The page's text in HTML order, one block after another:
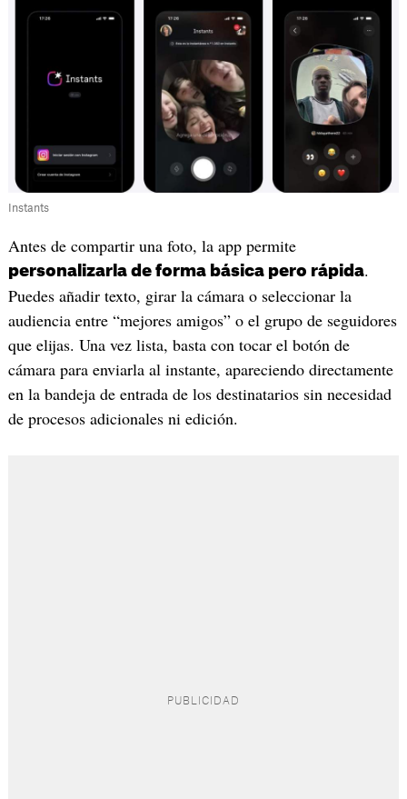
Instants
Antes de compartir una foto, la app permite
personalizarla de forma básica pero rápida.
Puedes añadir texto, girar la cámara o seleccionar la
audiencia entre “mejores amigos” o el grupo de seguidores
que elijas. Una vez lista, basta con tocar el botón de
cámara para enviarla al instante, apareciendo directamente
en la bandeja de entrada de los destinatarios sin necesidad
de procesos adicionales ni edición.